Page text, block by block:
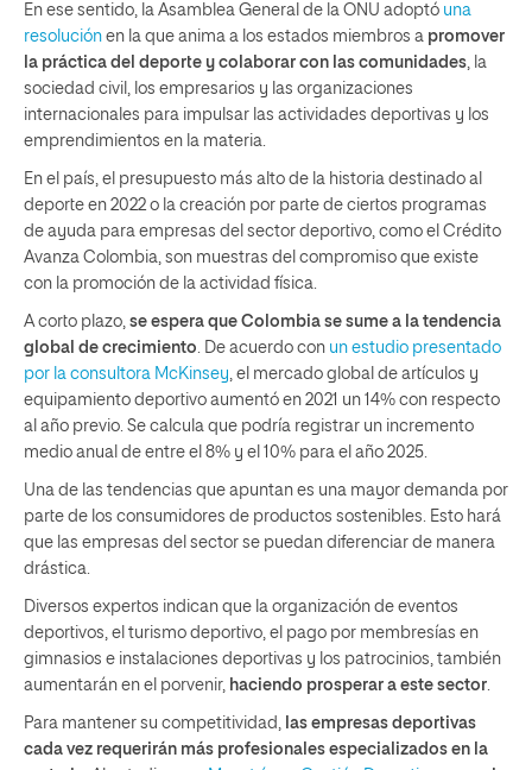
En ese sentido, la Asamblea General de la ONU adoptó una
resolución en la que anima a los estados miembros a promover
la práctica del deporte y colaborar con las comunidades , la
sociedad civil, los empresarios y las organizaciones
internacionales para impulsar las actividades deportivas y los
emprendimientos en la materia.
En el país, el presupuesto más alto de la historia destinado al
deporte en 2022 o la creación por parte de ciertos programas
de ayuda para empresas del sector deportivo, como el Crédito
Avanza Colombia, son muestras del compromiso que existe
con la promoción de la actividad física.
A corto plazo, se espera que Colombia se sume a la tendencia
global de crecimiento . De acuerdo con un estudio presentado
por la consultora McKinsey , el mercado global de artículos y
equipamiento deportivo aumentó en 2021 un 14% con respecto
al año previo. Se calcula que podría registrar un incremento
medio anual de entre el 8% y el 10% para el año 2025.
Una de las tendencias que apuntan es una mayor demanda por
parte de los consumidores de productos sostenibles. Esto hará
que las empresas del sector se puedan diferenciar de manera
drástica.
Diversos expertos indican que la organización de eventos
deportivos, el turismo deportivo, el pago por membresías en
gimnasios e instalaciones deportivas y los patrocinios, también
aumentarán en el porvenir, haciendo prosperar a este sector
Para mantener su competitividad,
las empresas deportivas
cada vez requerirán más profesionales especializados en la